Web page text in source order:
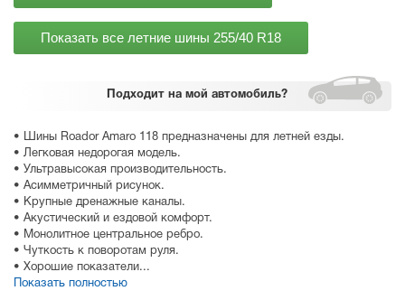
Подходит на мой автомобиль?
• Шины Roador Amaro 118 предназначены для летней езды.
• Легковая недорогая модель.
• Ультравысокая производительность.
• Асимметричный рисунок.
• Крупные дренажные каналы.
• Акустический и ездовой комфорт.
• Монолитное центральное ребро.
• Чуткость к поворотам руля.
• Хорошие показатели...
Показать полностью
Показать все летние шины 255/40 R18